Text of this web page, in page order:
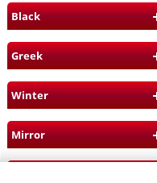
Black
Greek
Winter
Mirror